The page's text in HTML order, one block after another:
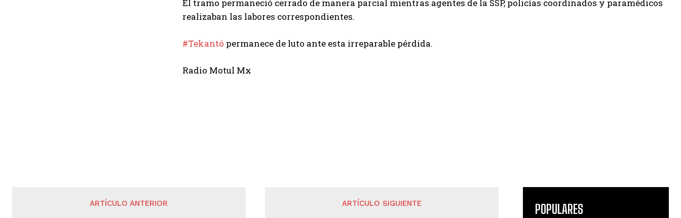
El tramo permaneció cerrado de manera parcial mientras agentes de la SSP, policías coordinados y paramédicos
realizaban las labores correspondientes.
#Tekantó permanece de luto ante esta irreparable pérdida.
Radio Motul Mx
ARTÍCULO ANTERIOR ARTÍCULO SIGUIENTE POPULARES